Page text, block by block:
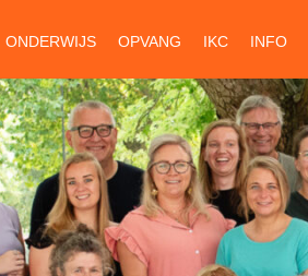
ONDERWIJS OPVANG IKC INFO